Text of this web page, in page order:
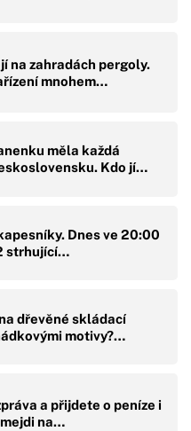
na zahradách pergoly.
mnohem…
měla každá
Kdo jí…
Dnes ve 20:00
strhující…
dřevěné skládací
motivy?…
a přijdete o peníze i
na…